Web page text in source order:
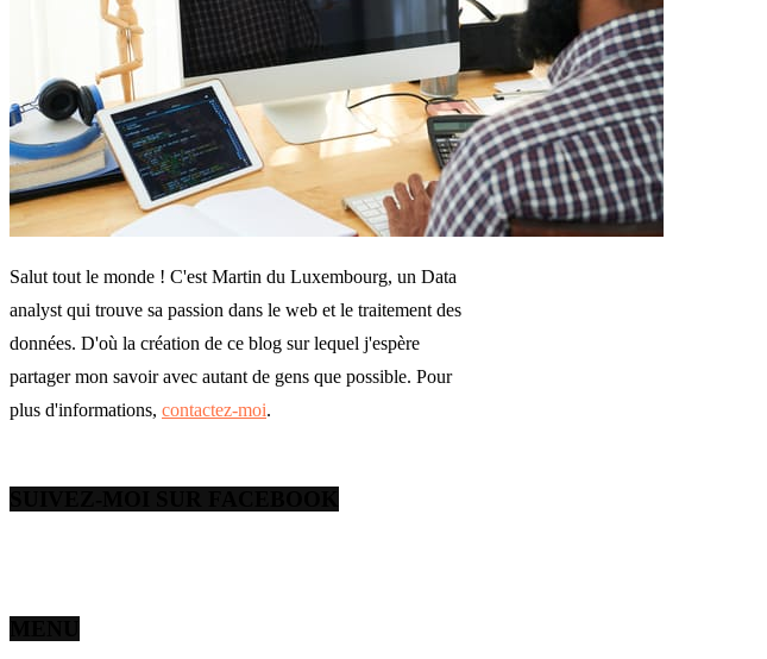
Salut tout le monde ! C'est Martin du Luxembourg, un Data
analyst qui trouve sa passion dans le web et le traitement des
données. D'où la création de ce blog sur lequel j'espère
partager mon savoir avec autant de gens que possible. Pour
plus d'informations, contactez-moi.